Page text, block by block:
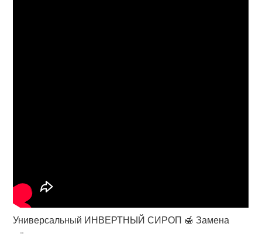
Универсальный ИНВЕРТНЫЙ СИРОП 🍯 Замена